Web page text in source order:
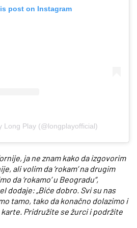
post on Instagram
Long Play (@longplayofficial)
ja ne znam kako da izgovorim
ali volim da ‘rokam’ na drugim
da ‘rokamo’ u Beogradu“,
dodaje: „Biće dobro. Svi su nas
tamo, tako da konačno dolazimo i
Pridružite se žurci i podržite